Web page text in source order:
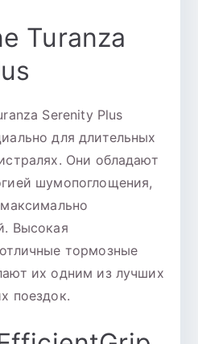
Turanza
Serenity Plus
для длительных
Они обладают
шумопоглощения,
Высокая
тормозные
их одним из лучших
поездок.